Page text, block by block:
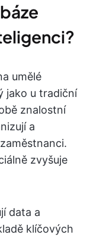
umělé
jako u tradiční
znalostní
a
zvyšuje
data a
klíčových